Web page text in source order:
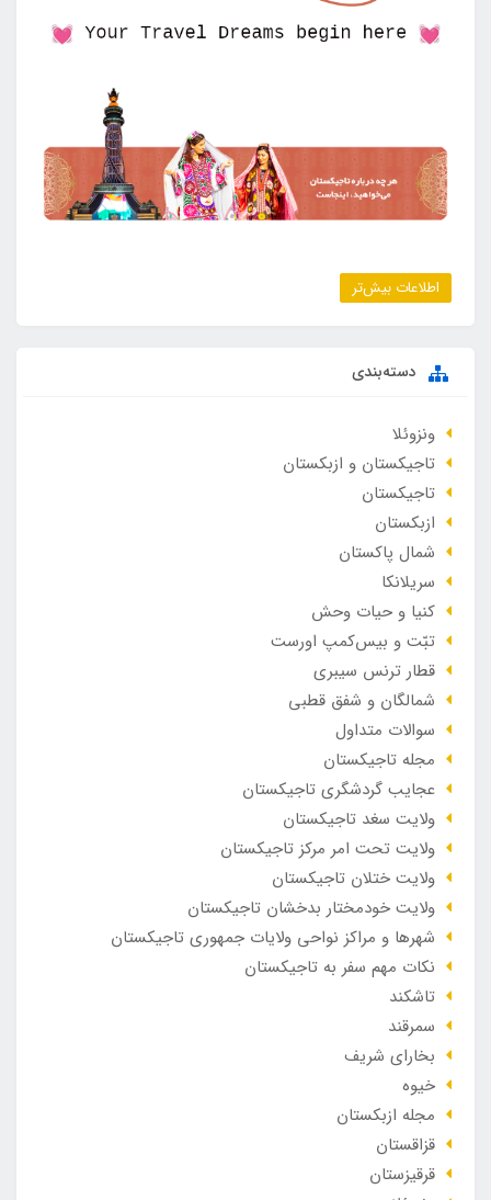
اطلاعات بیش‌تر
دسته‌بندی
ونزوئلا
تاجیکستان و ازبکستان
تاجیکستان
ازبکستان
شمال پاکستان
سریلانکا
کنیا و حیات وحش
تبّت و بیس‌کمپ اورست
قطار ترنس سیبری
شمالگان و شفق قطبی
سوالات متداول
مجله تاجیکستان
عجایب گردشگری تاجیکستان
ولایت سغد تاجیکستان
ولایت تحت امر مرکز تاجیکستان
ولایت ختلان تاجیکستان
ولایت خودمختار بدخشان تاجیکستان
شهرها و مراکز نواحی ولایات جمهوری تاجیکستان
نکات مهم سفر به تاجیکستان
تاشکند
سمرقند
بخارای شریف
خیوه
مجله ازبکستان
قزاقستان
قرقیزستان